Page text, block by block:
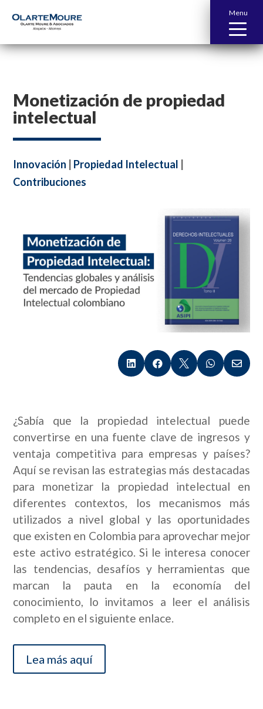
Menu
Monetización de propiedad
intelectual
Innovación Propiedad Intelectual
Contribuciones
    
¿Sabía que la propiedad intelectual puede
convertirse en una fuente clave de ingresos y
ventaja competitiva para empresas y países?
Aquí se revisan las estrategias más destacadas
para monetizar la propiedad intelectual en
diferentes contextos, los mecanismos más
utilizados a nivel global y las oportunidades
que existen en Colombia para aprovechar mejor
este activo estratégico. Si le interesa conocer
las tendencias, desafíos y herramientas que
marcan la pauta en la economía del
conocimiento, lo invitamos a leer el análisis
completo en el siguiente enlace.
Lea más aquí